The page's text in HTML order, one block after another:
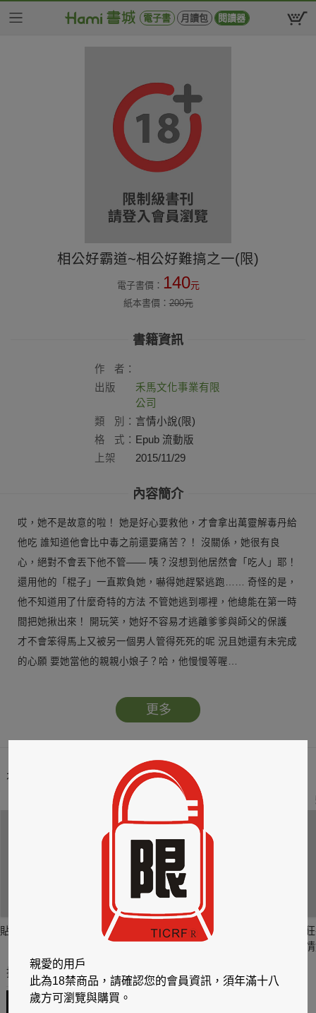
電子書 月讀包 閱讀器
相公好霸道~相公好難搞之一(限)
電子書價： 140元
紙本書價：200元
書籍資訊
作
者：
出版
禾馬文化事業有限
公司
類
別： 言情小說(限)
格
式： Epub 流動版
上架
2015/11/29
內容簡介
哎，她不是故意的啦！ 她是好心要救他，才會拿出萬靈解毒丹給
他吃 誰知道他會比中毒之前還要痛苦？！ 沒關係，她很有良
心，絕對不會丟下他不管—— 咦？沒想到他居然會「吃人」耶！
還用他的「棍子」一直欺負她，嚇得她趕緊逃跑…… 奇怪的是，
他不知道用了什麼奇特的方法 不管她逃到哪裡，他總能在第一時
間把她揪出來！ 開玩笑，她好不容易才逃離爹爹與師父的保護
才不會笨得馬上又被另一個男人管得死死的呢 況且她還有未完成
的心願 要她當他的親親小娘子？哈，他慢慢等喔…
更多
本類暢銷榜
貼身剪裁II：如癮
3
貼心情婦～魅惑之
情竊竹心～魅惑之
推薦你買好東西
親愛的用戶
此為18禁商品，請確認您的會員資訊，須年滿十八
歲方可瀏覽與購買。